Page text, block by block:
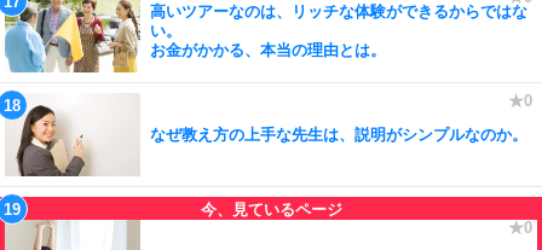
高いツアーなのは、リッチな体験ができるからではな
い。
お金がかかる、本当の理由とは。
なぜ教え方の上手な先生は、説明がシンプルなのか。